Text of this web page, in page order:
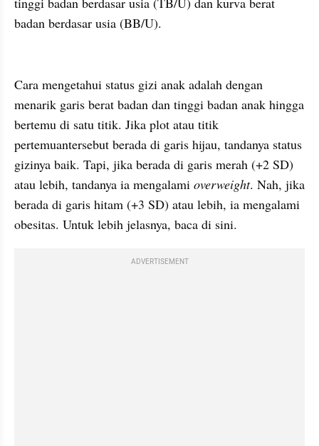
badan berdasar usia (BB/U).
Cara mengetahui status gizi anak adalah dengan
menarik garis berat badan dan tinggi badan anak hingga
bertemu di satu titik. Jika plot atau titik
pertemuantersebut berada di garis hijau, tandanya status
gizinya baik. Tapi, jika berada di garis merah (+2 SD)
atau lebih, tandanya ia mengalami overweight. Nah, jika
berada di garis hitam (+3 SD) atau lebih, ia mengalami
obesitas. Untuk lebih jelasnya, baca di sini.
ADVERTISEMENT